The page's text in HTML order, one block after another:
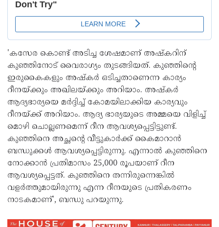
'കസേര കൊണ്ട് അടിച്ച ശേഷമാണ് അഷ്‌കറിന്
കുഞ്ഞിനോട് വൈരാഗ്യം തുടങ്ങിയത്. കുഞ്ഞിന്റെ
ഇരുകൈകളും അഷ്‌കര്‍ ഒടിച്ചതാണെന്ന കാര്യം
റീനയ്ക്കും അഖിലയ്ക്കും അറിയാം. അഷ്‌കര്‍
ആദ്യഭാര്യയെ മര്‍ദ്ദിച്ച് കോമയിലാക്കിയ കാര്യവും
റീനയ്ക്ക് അറിയാം. ആദ്യ ഭാര്യയുടെ അമ്മയെ വിളിച്ച്
മൊഴി ചൊല്ലണമെന്ന് റീന ആവശ്യപ്പെട്ടിട്ടുണ്ട്.
കുഞ്ഞിനെ അച്ഛന്റെ വീട്ടുകാര്‍ക്ക് കൈമാറാന്‍
ബന്ധുക്കള്‍ ആവശ്യപ്പെട്ടിരുന്നു. എന്നാല്‍ കുഞ്ഞിനെ
നോക്കാന്‍ പ്രതിമാസം 25,000 രൂപയാണ് റീന
ആവശ്യപ്പെട്ടത്. കുഞ്ഞിനെ തന്നിരുന്നെങ്കില്‍
വളര്‍ത്തുമായിരുന്നു എന്ന റീനയുടെ പ്രതികരണം
നാടകമാണ്', ബന്ധു പറയുന്നു.